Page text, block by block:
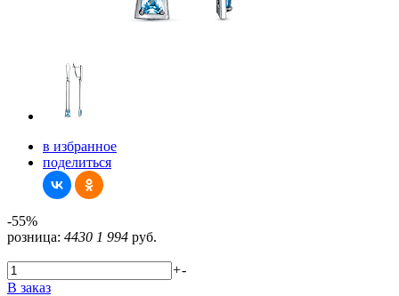
в избранное
поделиться
-55%
розница: 4430 1 994 руб.
+-
В заказ